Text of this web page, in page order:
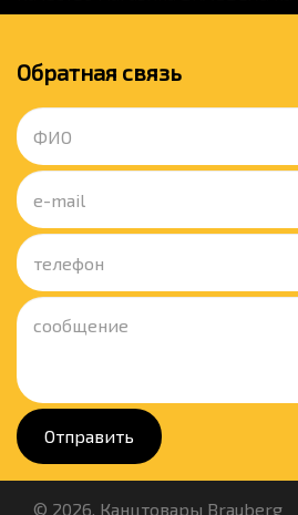
Обратная связь
Отправить
© 2026. Канцтовары Brauberg